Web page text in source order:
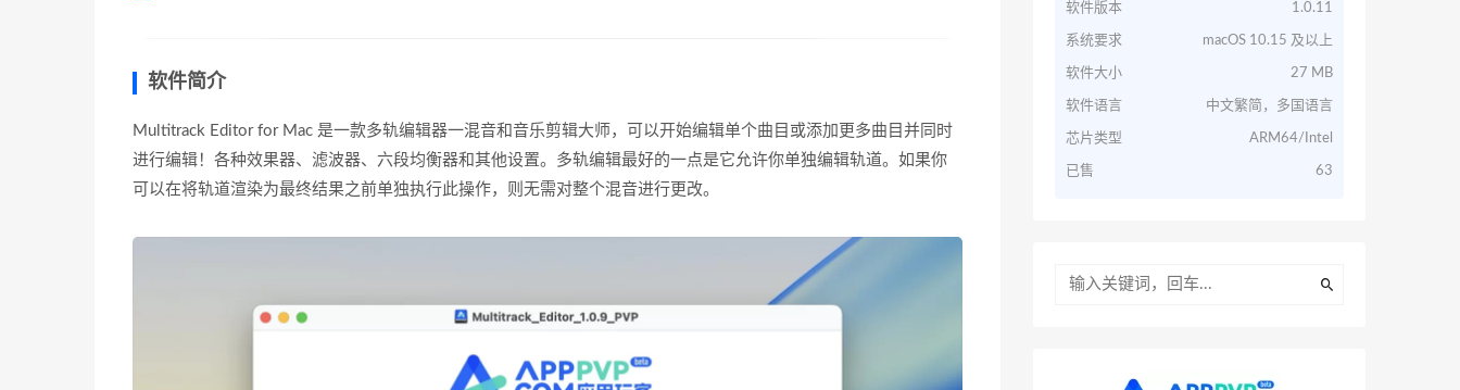
软件简介
Multitrack Editor for Mac 是一款多轨编辑器一混音和音乐剪辑大师，可以开始编辑单个曲目或添加更多曲目并同时
进行编辑！各种效果器、滤波器、六段均衡器和其他设置。多轨编辑最好的一点是它允许你单独编辑轨道。如果你
可以在将轨道渲染为最终结果之前单独执行此操作，则无需对整个混音进行更改。
软件版本 1.0.11
系统要求 macOS 10.15 及以上
软件大小 27 MB
软件语言 中文繁简，多国语言
芯片类型 ARM64/Intel
已售 63